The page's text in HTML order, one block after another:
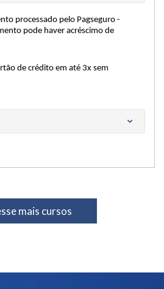
processado pelo Pagseguro -
pode haver acréscimo de
de crédito em até 3x sem
mais cursos